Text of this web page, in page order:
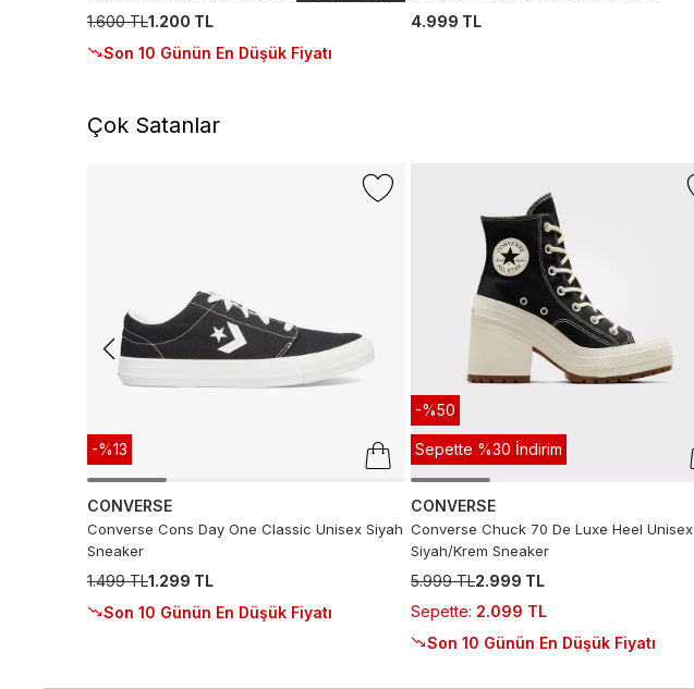
1.600 TL1.200 TL
Son 10 Günün En Düşük Fiyatı
4.999 TL
Çok Satanlar
-%13
CONVERSE
Converse Cons Day One Classic Unisex Siyah
Sneaker
1.499 TL1.299 TL
Son 10 Günün En Düşük Fiyatı
-%50
Sepette %30 İndirim
CONVERSE
Converse Chuck 70 De Luxe Heel Unisex
Siyah/Krem Sneaker
5.999 TL2.999 TL
Sepette: 2.099 TL
Son 10 Günün En Düşük Fiyatı